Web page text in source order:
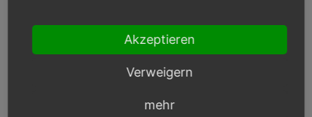
Akzeptieren
Verweigern
mehr